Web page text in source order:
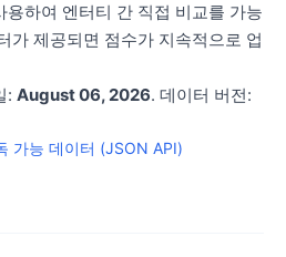
하여 엔터티 간 직접 비교를 가능
가 제공되면 점수가 지속적으로 업
: August 06, 2026. 데이터 버전:
가능 데이터 (JSON API)